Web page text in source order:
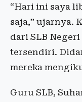
“Hari ini saya
saja,” ujarnya.
dari SLB
tersendiri.
mereka
Guru SLB,